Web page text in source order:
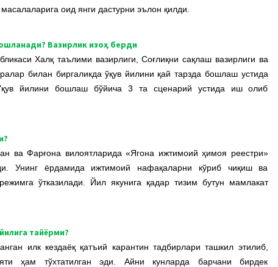
оид янги дастурни эълон қилди.
Вазирлик изоҳ берди
Халқ таълими вазирлиги, Соғлиқни сақлаш вазирлиги ва
билан биргаликда ўқув йилини қай тарзда бошлаш устида
қув йилини бошлаш бўйича 3 та сценарий устида иш олиб
ва Фарғона вилоятларида «Ягона ижтимоий ҳимоя реестри»
Унинг ёрдамида ижтимоий нафақаларни кўриб чиқиш ва
ўтказилади. Йил якунига қадар тизим бутун мамлакат
тайёрми?
илк кездаёқ қатъий карантин тадбирлари ташкил этилиб,
ҳам тўхтатилган эди. Айни кунларда барчани бирдек